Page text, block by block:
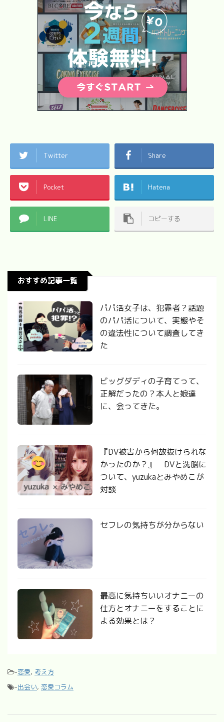
Twitter Share
Pocket Hatena
LINE コピーする
おすすめ記事一覧
パパ活女子は、犯罪者？話題
のパパ活について、実態やそ
の違法性について調査してき
た
ビッグダディの子育てって、
正解だったの？本人と娘達
に、会ってきた。
『DV被害から何故抜けられな
かったのか？』 DVと洗脳に
ついて、yuzukaとみやめこが
対談
セフレの気持ちが分からない
最高に気持ちいいオナニーの
仕方とオナニーをすることに
よる効果とは？
-恋愛, 考え方
-出会い, 恋愛コラム